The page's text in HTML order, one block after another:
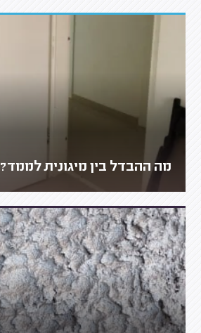
מה ההבדל בין מיגונית לממד?